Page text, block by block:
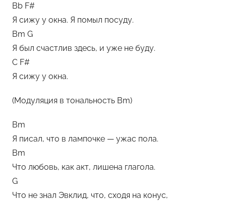
Bb F#
Я сижу у окна. Я помыл посуду.
Bm G
Я был счастлив здесь, и уже не буду.
C F#
Я сижу у окна.
(Модуляция в тональность Bm)
Bm
Я писал, что в лампочке — ужас пола.
Bm
Что любовь, как акт, лишена глагола.
G
Что не знал Эвклид, что, сходя на конус,